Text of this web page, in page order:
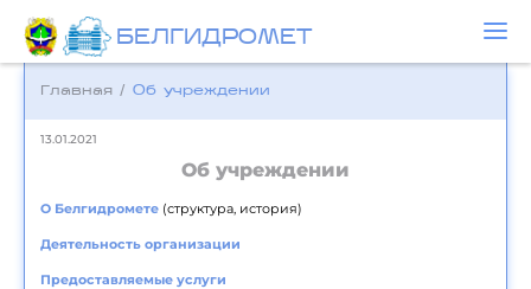
БЕЛГИДРОМЕТ
Главная / Об учреждении
13.01.2021
Об учреждении
О Белгидромете (структура, история)
Деятельность организации
Предоставляемые услуги